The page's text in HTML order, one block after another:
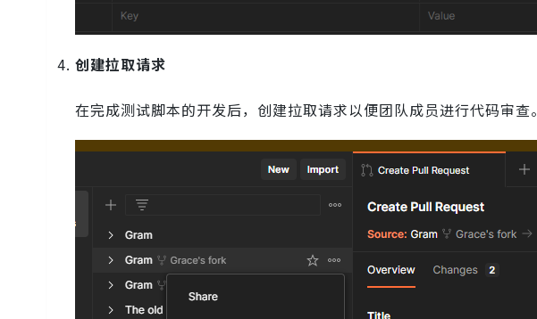
创建拉取请求
在完成测试脚本的开发后，创建拉取请求以便团队成员进行代码审查。